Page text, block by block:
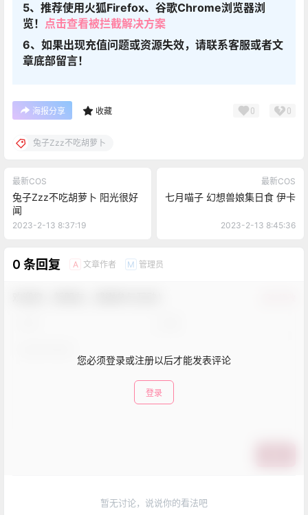
5、推荐使用火狐Firefox、谷歌Chrome浏览器浏
览！ 点击查看被拦截解决方案
6、如果出现充值问题或资源失效，请联系客服或者文
章底部留言！
海报分享 收藏 0 0
兔子Zzz不吃胡萝卜
最新COS
兔子Zzz不吃胡萝卜 阳光很好
闻
2023-2-13 8:37:19
最新COS
七月喵子 幻想兽娘集日食 伊卡
2023-2-13 8:45:36
0 条回复 A 文章作者 M 管理员
您必须登录或注册以后才能发表评论
登录
暂无讨论，说说你的看法吧